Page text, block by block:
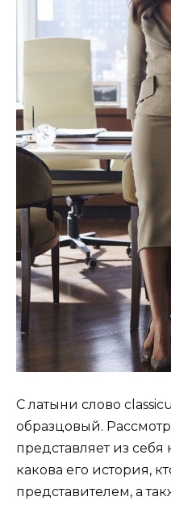
С латыни слово
образцовый.
представляет из
какова его история,
представителем, а